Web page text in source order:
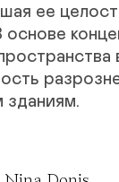
ее
основе
зданиям.